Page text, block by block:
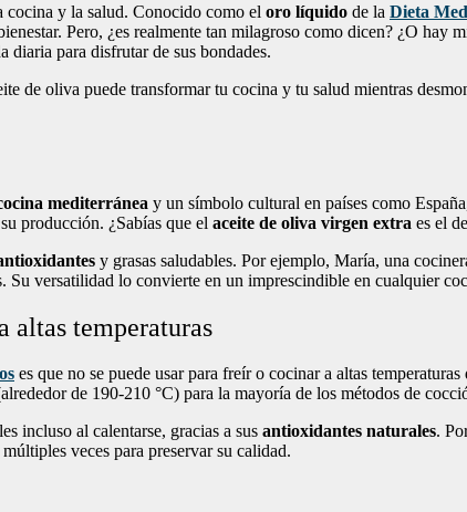
cocina y la salud. Conocido como el oro líquido de la Dieta
Pero, ¿es realmente tan milagroso como dicen? ¿O hay
diaria para disfrutar de sus bondades.
de oliva puede transformar tu cocina y tu salud mientras
mediterránea y un símbolo cultural en países como
producción. ¿Sabías que el aceite de oliva virgen extra es el
y grasas saludables. Por ejemplo, María, una
Su versatilidad lo convierte en un imprescindible en cualquier
altas temperaturas
es que no se puede usar para freír o cocinar a altas
de 190-210 °C) para la mayoría de los métodos de
incluso al calentarse, gracias a sus antioxidantes naturales.
veces para preservar su calidad.